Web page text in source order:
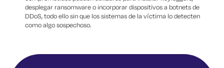
desplegar ransomware o incorporar dispositivos a botnets de
DDoS, todo ello sin que los sistemas de la víctima lo detecten
como algo sospechoso.